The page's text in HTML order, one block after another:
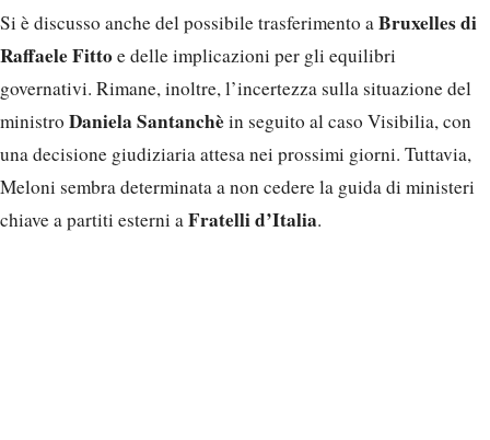
Si è discusso anche del possibile trasferimento aBruxelles di
Raffaele Fittoe delle implicazioni per gli equilibri
governativi. Rimane, inoltre, l’incertezza sulla situazione del
ministro Daniela Santanchèin seguito al caso Visibilia, con
una decisione giudiziaria attesa nei prossimi giorni. Tuttavia,
Meloni sembra determinata a non cedere la guida di ministeri
chiave a partiti esterni aFratelli d’Italia.